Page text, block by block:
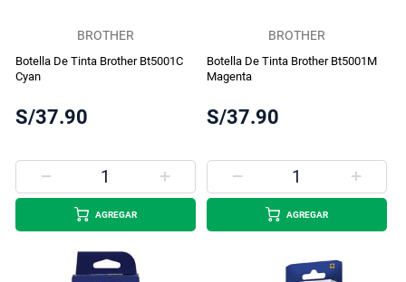
BROTHER
Botella De Tinta Brother Bt5001C
Cyan
S/37.90
AGREGAR
BROTHER
Botella De Tinta Brother Bt5001M
Magenta
S/37.90
AGREGAR